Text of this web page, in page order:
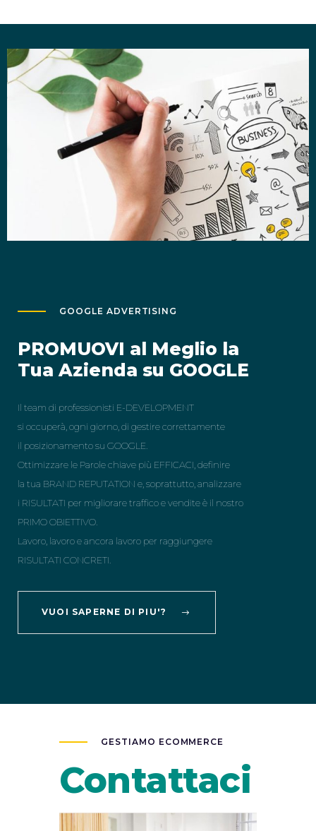
GOOGLE ADVERTISING
PROMUOVI al Meglio la
Tua Azienda su GOOGLE
Il team di professionisti E-DEVELOPMENT
si occuperà, ogni giorno, di gestire correttamente
il posizionamento su GOOGLE.
Ottimizzare le Parole chiave più EFFICACI, definire
la tua BRAND REPUTATION e, soprattutto, analizzare
i RISULTATI per migliorare traffico e vendite è il nostro
PRIMO OBIETTIVO.
Lavoro, lavoro e ancora lavoro per raggiungere
RISULTATI CONCRETI.
VUOI SAPERNE DI PIU'?
GESTIAMO ECOMMERCE
Contattaci